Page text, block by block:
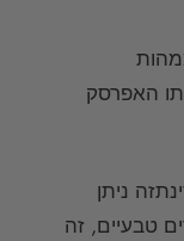
ממהות
תו האפרסק
ניתן
טבעיים, זה